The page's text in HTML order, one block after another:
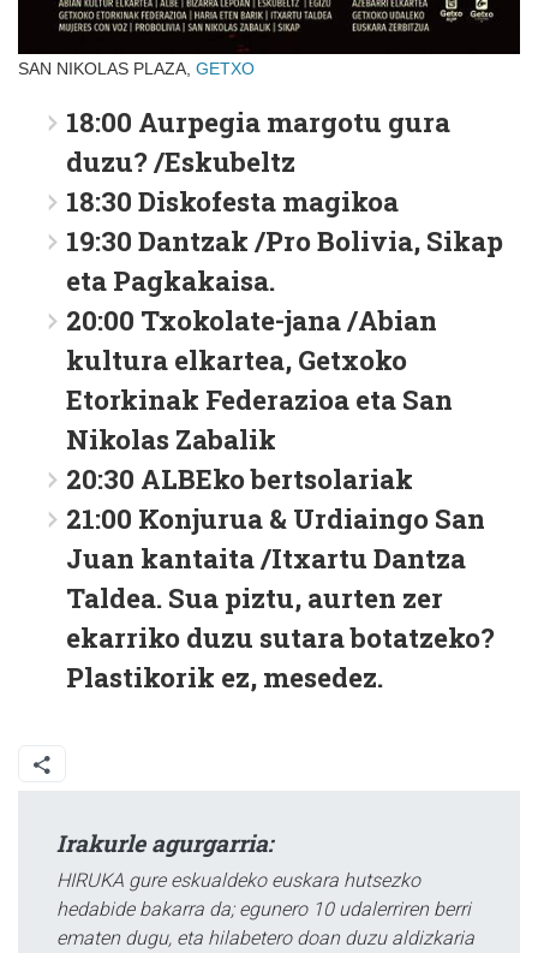
SAN NIKOLAS PLAZA, GETXO
18:00 Aurpegia margotu gura
duzu? /Eskubeltz
18:30 Diskofesta magikoa
19:30 Dantzak /Pro Bolivia, Sikap
eta Pagkakaisa.
20:00 Txokolate-jana /Abian
kultura elkartea, Getxoko
Etorkinak Federazioa eta San
Nikolas Zabalik
20:30 ALBEko bertsolariak
21:00 Konjurua & Urdiaingo San
Juan kantaita /Itxartu Dantza
Taldea. Sua piztu, aurten zer
ekarriko duzu sutara botatzeko?
Plastikorik ez, mesedez.
Irakurle agurgarria:
HIRUKA gure eskualdeko euskara hutsezko
hedabide bakarra da; egunero 10 udalerriren berri
ematen dugu, eta hilabetero doan duzu aldizkaria